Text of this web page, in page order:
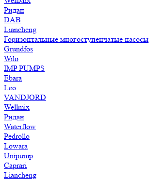
Ридан
DAB
Liancheng
Горизонтальные многоступенчатые насосы
Grundfos
Wilo
IMP PUMPS
Ebara
Leo
VANDJORD
Wellmix
Ридан
Waterflow
Pedrollo
Lowara
Unipump
Caprari
Liancheng